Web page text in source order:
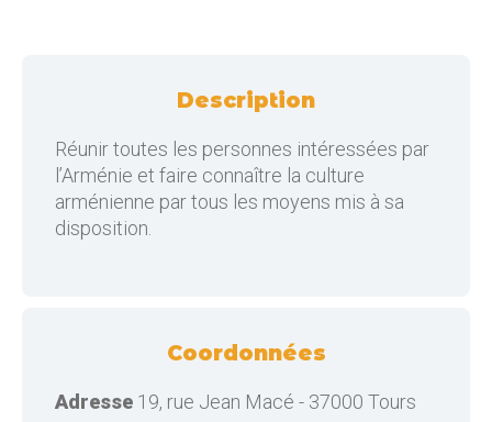
Description
Réunir toutes les personnes intéressées par
l’Arménie et faire connaître la culture
arménienne par tous les moyens mis à sa
disposition.
Coordonnées
Adresse 19, rue Jean Macé - 37000 Tours